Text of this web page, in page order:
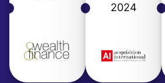
2024